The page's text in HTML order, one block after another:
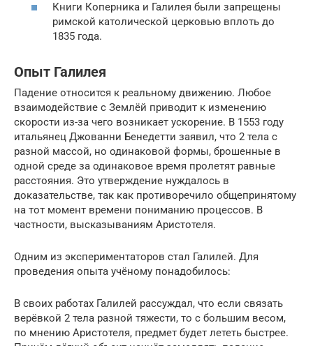
Книги Коперника и Галилея были запрещены
римской католической церковью вплоть до
1835 года.
Опыт Галилея
Падение относится к реальному движению. Любое
взаимодействие с Землёй приводит к изменению
скорости из-за чего возникает ускорение. В 1553 году
итальянец Джованни Бенедетти заявил, что 2 тела с
разной массой, но одинаковой формы, брошенные в
одной среде за одинаковое время пролетят равные
расстояния. Это утверждение нуждалось в
доказательстве, так как противоречило общепринятому
на тот момент времени пониманию процессов. В
частности, высказываниям Аристотеля.
Одним из экспериментаторов стал Галилей. Для
проведения опыта учёному понадобилось:
В своих работах Галилей рассуждал, что если связать
верёвкой 2 тела разной тяжести, то с большим весом,
по мнению Аристотеля, предмет будет лететь быстрее.